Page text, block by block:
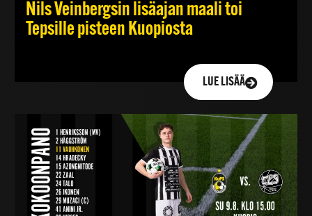
Nils Veinbergsin lisäajan maali toi
Tepsille pisteen Kuopiosta
LUE LISÄÄ